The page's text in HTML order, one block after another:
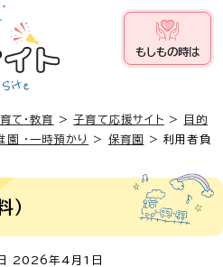
もしもの時は
て・教育 >子育て応援サイト >
目的
園 ・一時預かり > 保育園
> 利用者負
）
2026年4月1日